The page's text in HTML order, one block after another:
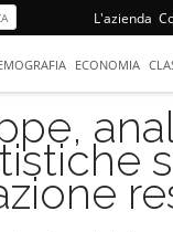
L'azienda
ECONOMIA